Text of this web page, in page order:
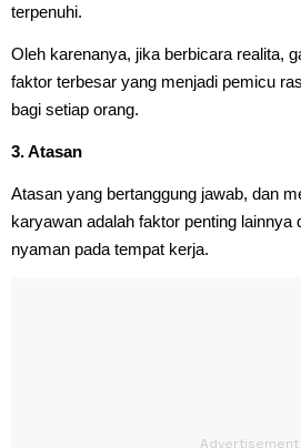
terpenuhi.
Oleh karenanya, jika berbicara realita,
faktor terbesar yang menjadi pemicu
bagi setiap orang.
3. Atasan
Atasan yang bertanggung jawab, dan
karyawan adalah faktor penting lainnya
nyaman pada tempat kerja.